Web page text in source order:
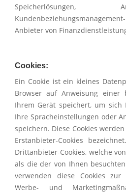
Anbieter von
Cookies:
Ein Cookie ist ein kleines
Browser auf Anweisung einer
Ihrem Gerät speichert, um sich
Ihre Spracheinstellungen oder
speichern. Diese Cookies
Erstanbieter-Cookies
Drittanbieter-Cookies, welche
als die der von Ihnen
verwenden diese Cookies zur
Werbe- und